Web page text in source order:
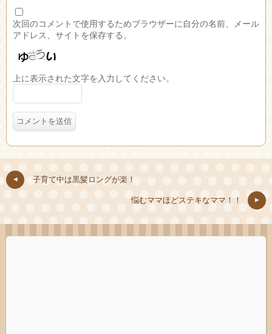
次回のコメントで使用するためブラウザーに自分の名前、メール
アドレス、サイトを保存する。
上に表示された文字を入力してください。
子育て中は黒髪ロングが楽！
悩むママほどステキなママ！！